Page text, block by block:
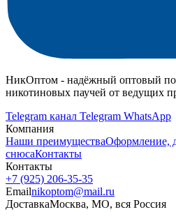
НикОптом - надёжный оптовый
никотиновых паучей от ведущих
Telegram канал Telegram WhatsApp
Компания
Наши преимуществаОформление,
снюсаКонтакты
Контакты
+7 (925) 206‑35‑35
Emailnikoptom@mail.ru
ДоставкаМосква, МО, вся Россия